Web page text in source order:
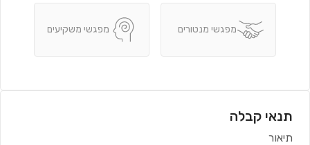
מפגשי מנטורים מפגשי משקיעים
תנאי קבלה
תיאור